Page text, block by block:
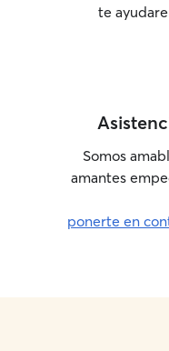
te
Somos
amantes
ponerte en